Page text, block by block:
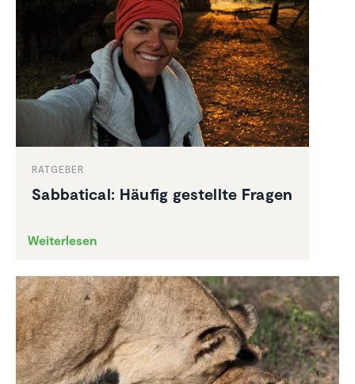
RATGEBER
Sabba­tical: Häufig gestellte Fragen
Weiterlesen